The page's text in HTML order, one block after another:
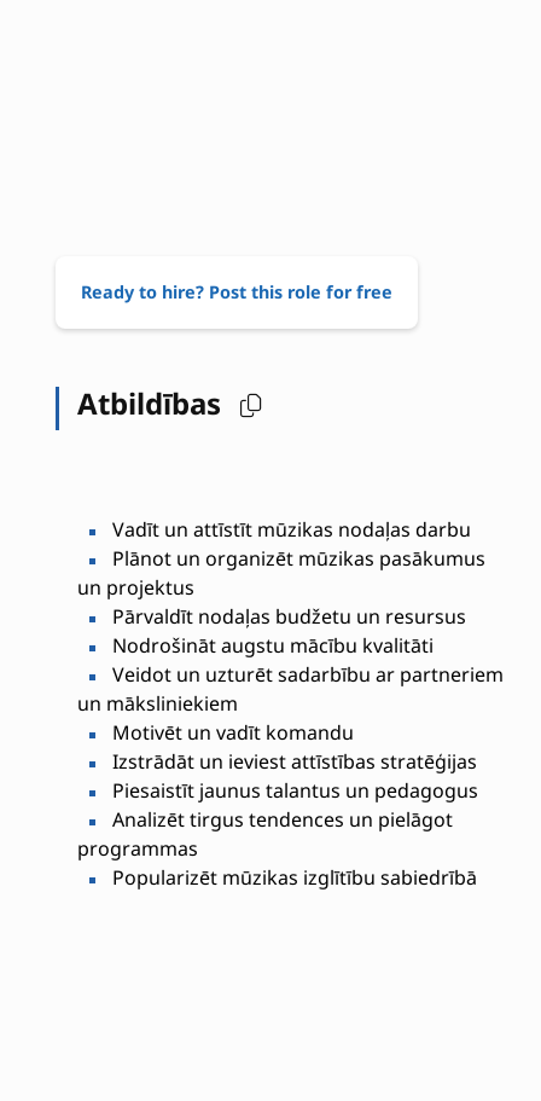
Ready to hire? Post this role for free
Atbildības
Vadīt un attīstīt mūzikas nodaļas darbu
Plānot un organizēt mūzikas pasākumus
un projektus
Pārvaldīt nodaļas budžetu un resursus
Nodrošināt augstu mācību kvalitāti
Veidot un uzturēt sadarbību ar partneriem
un māksliniekiem
Motivēt un vadīt komandu
Izstrādāt un ieviest attīstības stratēģijas
Piesaistīt jaunus talantus un pedagogus
Analizēt tirgus tendences un pielāgot
programmas
Popularizēt mūzikas izglītību sabiedrībā